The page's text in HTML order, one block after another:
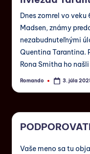
Dnes zomrel vo
Madsen, známy
nezabudnuteľnými
Quentina Tarantina.
Rona Smitha ho
Romando 3. júla
Vaše meno sa tu